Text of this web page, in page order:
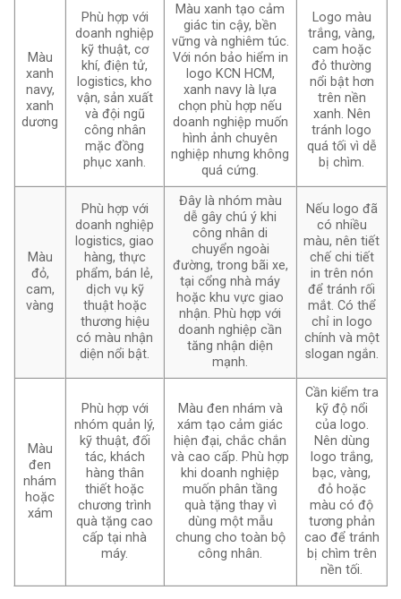
Màu
xanh
navy,
xanh
dương
Phù hợp với
doanh nghiệp
kỹ thuật, cơ
khí, điện tử,
logistics, kho
vận, sản xuất
và đội ngũ
công nhân
mặc đồng
phục xanh.
Màu xanh tạo cảm
giác tin cậy, bền
vững và nghiêm túc.
Với nón bảo hiểm in
logo KCN HCM,
xanh navy là lựa
chọn phù hợp nếu
doanh nghiệp muốn
hình ảnh chuyên
nghiệp nhưng không
quá cứng.
Logo màu
trắng, vàng,
cam hoặc
đỏ thường
nổi bật hơn
trên nền
xanh. Nên
tránh logo
quá tối vì dễ
bị chìm.
Màu
đỏ,
cam,
vàng
Phù hợp với
doanh nghiệp
logistics, giao
hàng, thực
phẩm, bán lẻ,
dịch vụ kỹ
thuật hoặc
thương hiệu
có màu nhận
diện nổi bật.
Đây là nhóm màu
dễ gây chú ý khi
công nhân di
chuyển ngoài
đường, trong bãi xe,
tại cổng nhà máy
hoặc khu vực giao
nhận. Phù hợp với
doanh nghiệp cần
tăng nhận diện
mạnh.
Nếu logo đã
có nhiều
màu, nên tiết
chế chi tiết
in trên nón
để tránh rối
mắt. Có thể
chỉ in logo
chính và một
slogan ngắn.
Màu
đen
nhám
hoặc
xám
Phù hợp với
nhóm quản lý,
kỹ thuật, đối
tác, khách
hàng thân
thiết hoặc
chương trình
quà tặng cao
cấp tại nhà
máy.
Màu đen nhám và
xám tạo cảm giác
hiện đại, chắc chắn
và cao cấp. Phù hợp
khi doanh nghiệp
muốn phân tầng
quà tặng thay vì
dùng một mẫu
chung cho toàn bộ
công nhân.
Cần kiểm tra
kỹ độ nổi
của logo.
Nên dùng
logo trắng,
bạc, vàng,
đỏ hoặc
màu có độ
tương phản
cao để tránh
bị chìm trên
nền tối.